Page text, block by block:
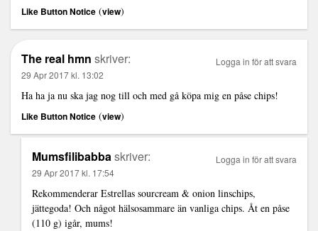
Like Button Notice (view)
The real hmn skriver:
29 Apr 2017 kl. 13:02
Ha ha ja nu ska jag nog till och med gå köpa mig en påse chips!
Like Button Notice (view)
Logga in för att svara
Mumsfilibabbaskriver:
29 Apr 2017 kl. 17:54
Rekommenderar Estrellas sourcream & onion linschips,
jättegoda! Och något hälsosammare än vanliga chips. Åt en påse
(110 g) igår, mums!
Logga in för att svara